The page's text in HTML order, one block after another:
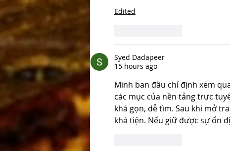
Edited
Syed Dadapeer
15 hours ago
Mình ban đầu chỉ định xem
các mục của nền tảng trực
khá gọn, dễ tìm. Sau khi mở
khá tiện. Nếu giữ được sự ổn